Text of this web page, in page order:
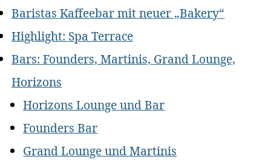
Baristas Kaffeebar mit neuer „Bakery“
Highlight: Spa Terrace
Bars: Founders, Martinis, Grand Lounge,
Horizons
Horizons Lounge und Bar
Founders Bar
Grand Lounge und Martinis